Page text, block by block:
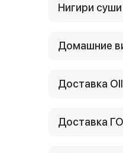
Нигири суши
Домашние
Доставка
Доставка